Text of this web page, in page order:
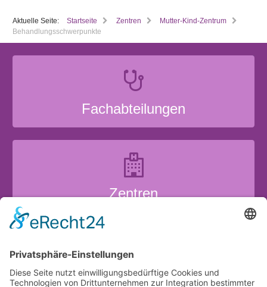
Aktuelle Seite: Startseite Zentren
Mutter-Kind-Zentrum
Behandlungsschwerpunkte
Fachabteilungen
Zentren
Krankenhausaufenthalt